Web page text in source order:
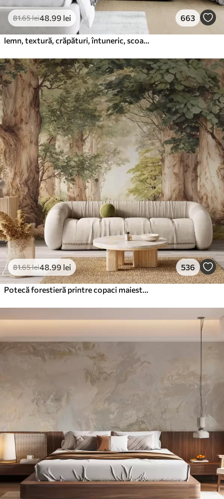
81.65lei48 .99 lei 663
81.65lei48 .99 lei 536